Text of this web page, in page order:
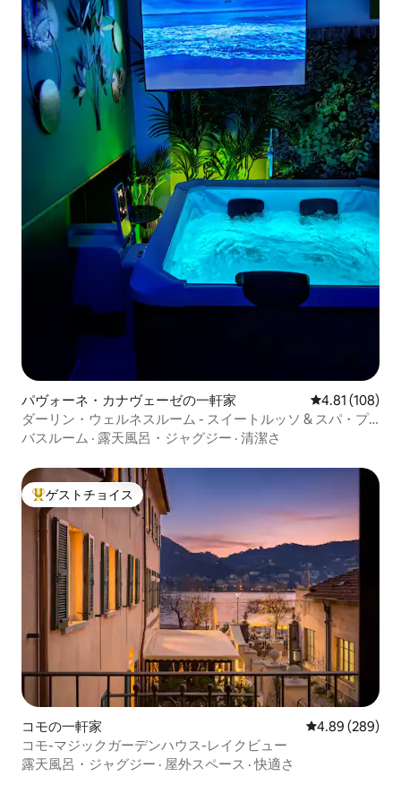
パヴォーネ・カナヴェーゼの一軒家 レビュー108
4.81 (108)
ダーリン・ウェルネスルーム - スイートルッソ & スパ・プ
リヴァータ
バスルーム · 露天風呂・ジャグジー · 清潔さ
大好評のゲストチョイスです。
ゲストチョイス
コモの一軒家 レビュー289
4.89 (289)
コモ-マジックガーデンハウス-レイクビュー
露天風呂・ジャグジー · 屋外スペース ·快適さ